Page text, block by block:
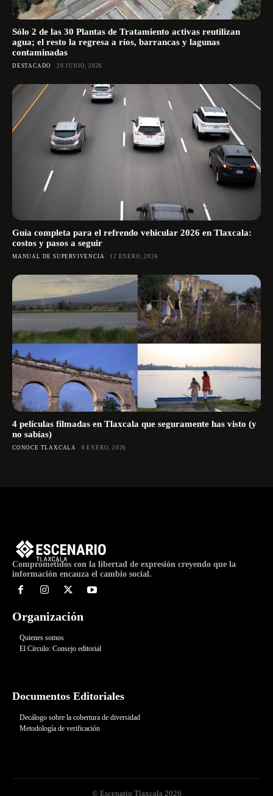
Sólo 2 de las 30 Plantas de Tratamiento activas reutilizan
agua; el resto la regresa a ríos, barrancas y lagunas
contaminadas
DESTACADO 29 JUNIO, 2026
Guía completa para el refrendo vehicular 2026 en Tlaxcala:
costos y pasos a seguir
MANUAL DE SUPERVIVENCIA 12 ENERO, 2026
4 películas filmadas en Tlaxcala que seguramente has visto (y
no sabías)
CONOCE TLAXCALA 8 ENERO, 2026
Comprometidos con la libertad de expresión creyendo que la
información encauza el cambio social.
Organización
Quienes somos
El Círculo: Consejo editorial
Documentos Editoriales
Decálogo sobre la cobertura de diversidad
Metodología de verificación
© Escenario Tlaxcala 2026